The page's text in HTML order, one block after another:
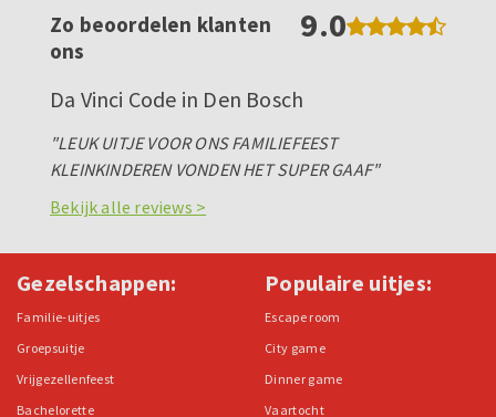
Zo beoordelen klanten
ons
9.0
Da Vinci Code in Den Bosch
"LEUK UITJE VOOR ONS FAMILIEFEEST
KLEINKINDEREN VONDEN HET SUPER GAAF"
Bekijk alle reviews >
Gezelschappen:
Familie-uitjes
Groepsuitje
Vrijgezellenfeest
Bachelorette
Populaire uitjes:
Escape room
City game
Dinner game
Vaartocht